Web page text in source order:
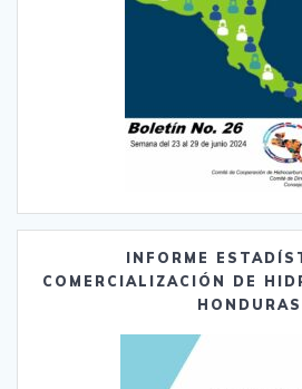
INFORME
COMERCIALIZACIÓN DE
HONDURAS